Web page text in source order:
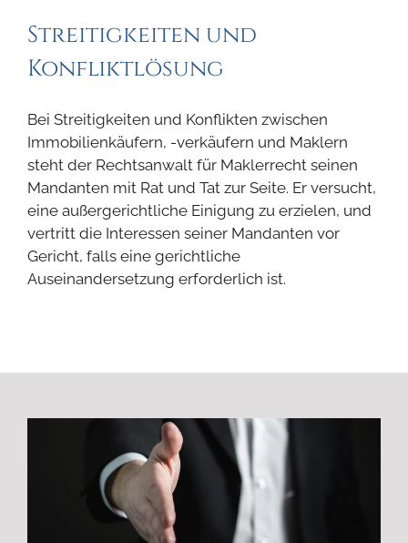
Streitigkeiten und
Konfliktlösung
Bei Streitigkeiten und Konflikten zwischen
Immobilienkäufern, -verkäufern und Maklern
steht der Rechtsanwalt für Maklerrecht seinen
Mandanten mit Rat und Tat zur Seite. Er versucht,
eine außergerichtliche Einigung zu erzielen, und
vertritt die Interessen seiner Mandanten vor
Gericht, falls eine gerichtliche
Auseinandersetzung erforderlich ist.